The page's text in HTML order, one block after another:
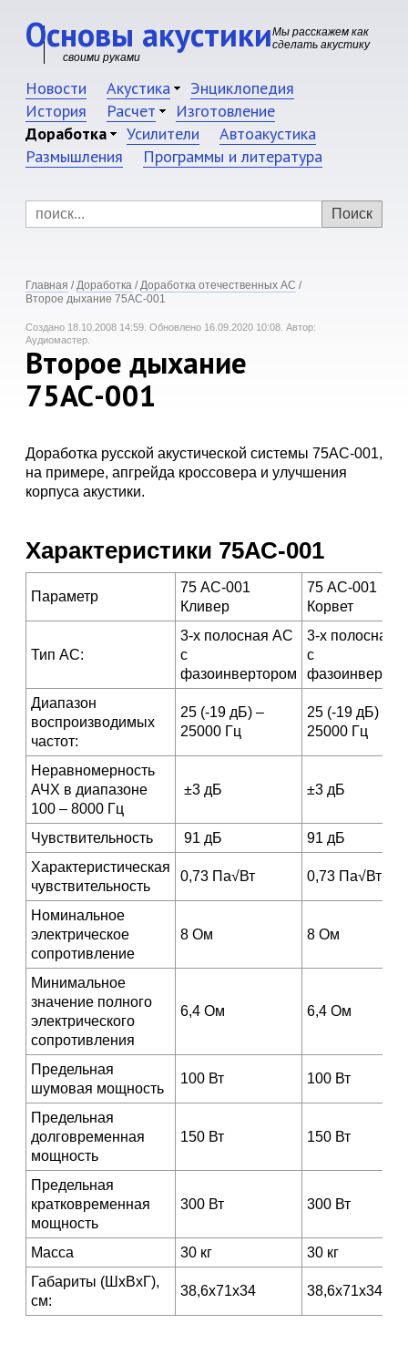
Основы акустикиМы расскажем как
сделать акустику
своими руками
Новости Акустика
Энциклопедия
История
Расчет
Изготовление
Доработка
Усилители
Автоакустика
Размышления
Программы и литература
Главная / Доработка / Доработка отечественных АС /
Второе дыхание 75АС-001
Создано 18.10.2008 14:59. Обновлено 16.09.2020 10:08. Автор:
Аудиомастер.
Второе дыхание
75АС-001
Доработка русской акустической системы 75АС-001,
на примере, апгрейда кроссовера и улучшения
корпуса акустики.
Характеристики 75АС-001
Параметр
75 АС-001
Кливер
75 АС-001
Корвет
Тип АС:
3-х полосная АС
с
фазоинвертором
3-х полосная
с
Диапазон
воспроизводимых
частот:
25 (-19 дБ) –
25000 Гц
25 (-19 дБ) –
25000 Гц
Неравномерность
АЧХ в диапазоне
100 – 8000 Гц
±3 дБ ±3 дБ
Чувствительность 91 дБ
91 дБ
Характеристическая
чувствительность
0,73 Па√Вт 0,73 Па√Вт
Номинальное
электрическое
сопротивление
8 Ом 8 Ом
Минимальное
значение полного
электрического
сопротивления
6,4 Ом 6,4 Ом
Предельная
шумовая мощность
100 Вт 100 Вт
Предельная
долговременная
мощность
150 Вт 150 Вт
Предельная
кратковременная
мощность
300 Вт 300 Вт
Масса 30 кг
30 кг
Габариты (ШхВхГ),
см:
38,6х71х34 38,6х71х34